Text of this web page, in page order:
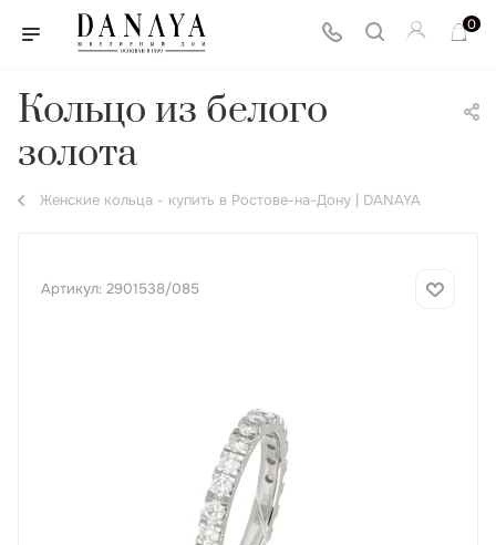
0
Кольцо из белого
золота
Женские кольца - купить в Ростове-на-Дону | DANAYA
Артикул: 2901538/085